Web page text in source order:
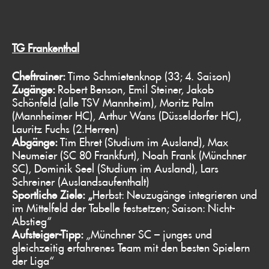
TG Frankenthal
Cheftrainer:Timo Schmietenknop (33; 4. Saison)
Zugänge: Robert Benson, Emil Steiner, Jakob
Schönfeld (alle TSV Mannheim), Moritz Palm
(Mannheimer HC), Arthur Wans (Düsseldorfer HC),
Lauritz Fuchs (2.Herren)
Abgänge:Tim Ehret (Studium im Ausland), Max
Neumeier (SC 80 Frankfurt), Noah Frank (Münchner
SC), Dominik Seel (Studium im Ausland), Lars
Schreiner (Auslandsaufenthalt)
Sportliche Ziele: „Herbst: Neuzugänge integrieren und
im Mittelfeld der Tabelle festsetzen; Saison: Nicht-
Abstieg“
Aufsteiger-Tipp: „Münchner SC – junges und
gleichzeitig erfahrenes Team mit den besten Spielern
der Liga“